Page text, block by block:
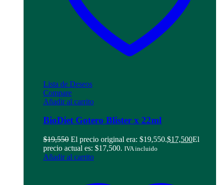
Lista de Deseos
Compare
Añadir al carrito
BioDiet Gotero Blister x 22ml
$19,550 El precio original era: $19,550.$17,500El
precio actual es: $17,500. IVA incluido
Añadir al carrito